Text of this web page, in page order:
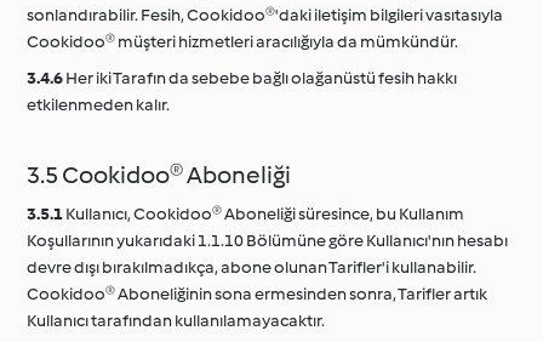
sonlandırabilir. Fesih, Cookidoo®'daki iletişim bilgileri vasıtasıyla
Cookidoo® müşteri hizmetleri aracılığıyla da mümkündür.
3.4.6Her iki Tarafın da sebebe bağlı olağanüstü fesih hakkı
etkilenmeden kalır.
3.5 Cookidoo® Aboneliği
3.5.1Kullanıcı, Cookidoo® Aboneliği süresince, bu Kullanım
Koşullarının yukarıdaki 1.1.10 Bölümüne göre Kullanıcı'nın hesabı
devre dışı bırakılmadıkça, abone olunan Tarifler'i kullanabilir.
Cookidoo® Aboneliğinin sona ermesinden sonra, Tarifler artık
Kullanıcı tarafından kullanılamayacaktır.